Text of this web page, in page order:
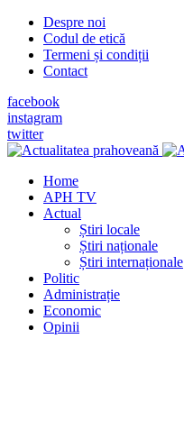
Despre noi
Codul de etică
Termeni și condiții
Contact
facebook
instagram
twitter
Home
APH TV
Actual
Știri locale
Știri naționale
Știri internaționale
Politic
Administrație
Economic
Opinii